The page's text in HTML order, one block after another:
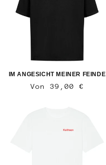
IM ANGESICHT MEINER FEINDE
Normaler
Von 39,00 €